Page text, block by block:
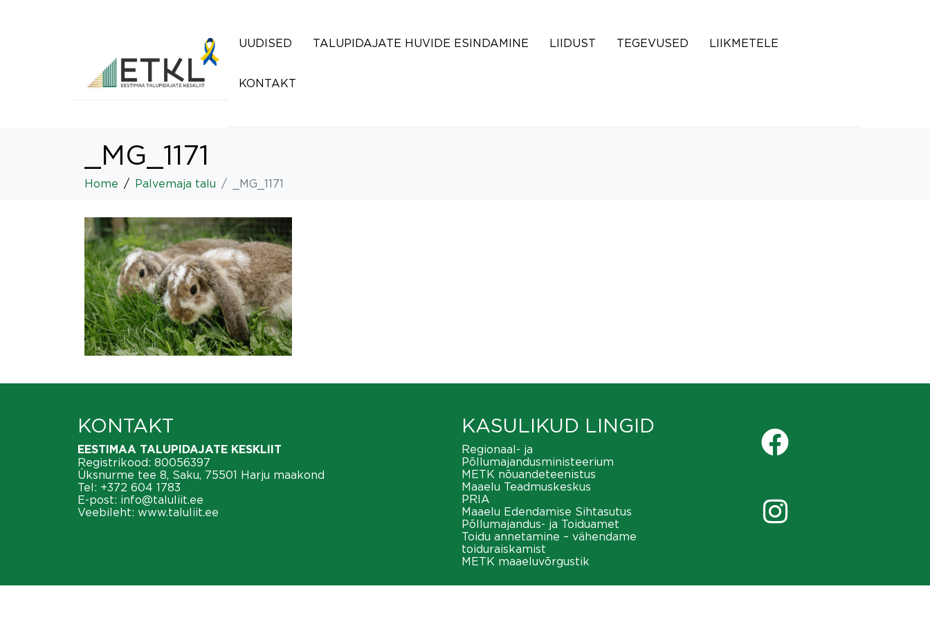
UUDISED TALUPIDAJATE HUVIDE ESINDAMINE LIIDUST TEGEVUSED LIIKMETELE
KONTAKT
_MG_1171
Home Palvemaja talu _MG_1171
KONTAKT
EESTIMAA TALUPIDAJATE KESKLIIT
Registrikood: 80056397
Üksnurme tee 8, Saku, 75501 Harju maakond
Tel: +372 604 1783
E-post: info@taluliit.ee
Veebileht: www.taluliit.ee
KASULIKUD LINGID
Regionaal- ja
Põllumajandusministeerium
METK nõuandeteenistus
Maaelu Teadmuskeskus
PRIA
Maaelu Edendamise Sihtasutus
Põllumajandus- ja Toiduamet
Toidu annetamine – vähendame
toiduraiskamist
METK maaeluvõrgustik